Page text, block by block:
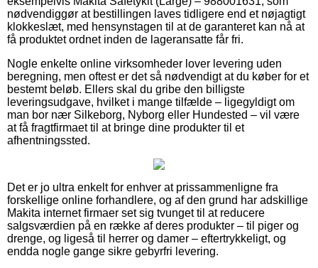
nødvendiggør at bestillingen laves tidligere end et nøjagtigt
klokkeslæt, med hensynstagen til at de garanteret kan nå at
få produktet ordnet inden de lageransatte får fri.
Nogle enkelte online virksomheder lover levering uden
beregning, men oftest er det så nødvendigt at du køber for et
bestemt beløb. Ellers skal du gribe den billigste
leveringsudgave, hvilket i mange tilfælde – ligegyldigt om
man bor nær Silkeborg, Nyborg eller Hundested – vil være
at få fragtfirmaet til at bringe dine produkter til et
afhentningssted.
Det er jo ultra enkelt for enhver at prissammenligne fra
forskellige online forhandlere, og af den grund har adskillige
Makita internet firmaer set sig tvunget til at reducere
salgsværdien på en række af deres produkter – til piger og
drenge, og ligeså til herrer og damer – eftertrykkeligt, og
endda nogle gange sikre gebyrfri levering.